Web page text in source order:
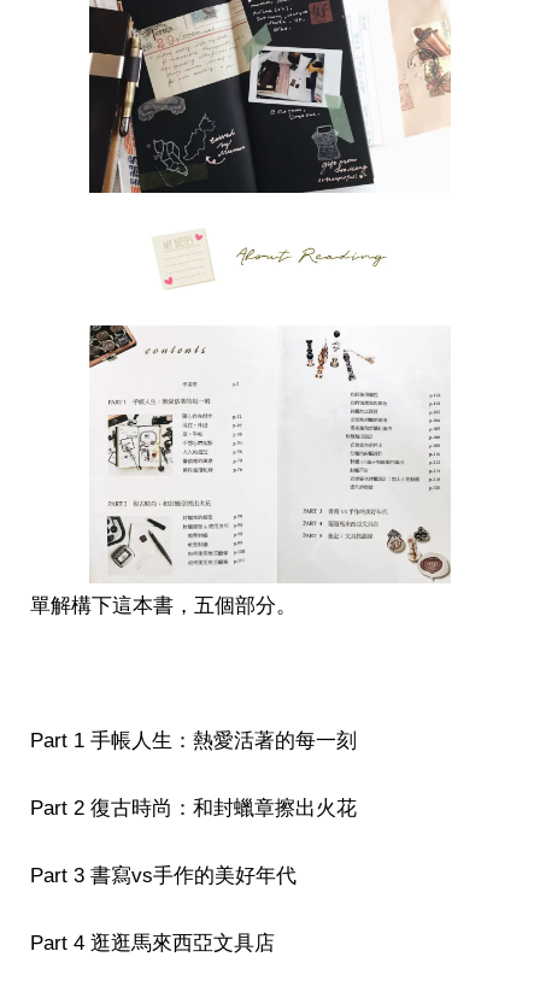
單解構下這本書，五個部分。
Part 1 手帳人生：熱愛活著的每一刻
Part 2 復古時尚：和封蠟章擦出火花
Part 3 書寫vs手作的美好年代
Part 4 逛逛馬來西亞文具店